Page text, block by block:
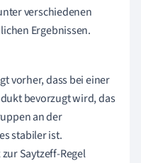
verschiedenen
Ergebnissen.
vorher, dass bei einer
bevorzugt wird, das
an der
stabiler ist.
Saytzeff-Regel